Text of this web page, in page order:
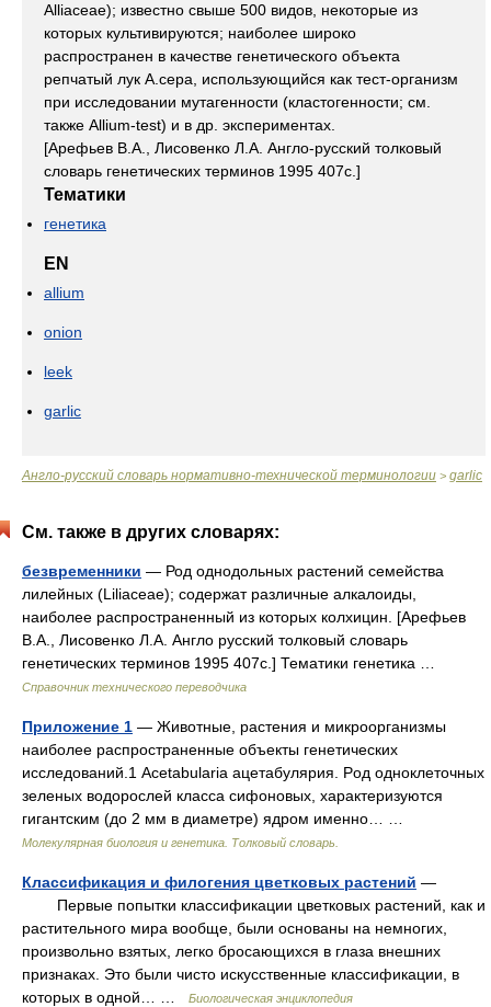
Alliaceae); известно свыше 500 видов, некоторые из
которых культивируются; наиболее широко
распространен в качестве генетического объекта
репчатый лук A.cepa, использующийся как тест-организм
при исследовании мутагенности (кластогенности; см.
также Allium-test) и в др. экспериментах.
[Арефьев В.А., Лисовенко Л.А. Англо-русский толковый
словарь генетических терминов 1995 407с.]
Тематики
генетика
EN
allium
onion
leek
garlic
Англо-русский словарь нормативно-технической терминологии > garlic
См. также в других словарях:
безвременники — Род однодольных растений семейства
лилейных (Liliaceae); содержат различные алкалоиды,
наиболее распространенный из которых колхицин. [Арефьев
В.А., Лисовенко Л.А. Англо русский толковый словарь
генетических терминов 1995 407с.] Тематики генетика …
Справочник технического переводчика
Приложение 1 — Животные, растения и микроорганизмы
наиболее распространенные объекты генетических
исследований.1 Acetabularia ацетабулярия. Pод одноклеточных
зеленых водорослей класса сифоновых, характеризуются
гигантским (до 2 мм в диаметре) ядром именно… …
Молекулярная биология и генетика. Толковый словарь.
Классификация и филогения цветковых растений —
Первые попытки классификации цветковых растений, как и
растительного мира вообще, были основаны на немногих,
произвольно взятых, легко бросающихся в глаза внешних
признаках. Это были чисто искусственные классификации, в
которых в одной… …
Биологическая энциклопедия